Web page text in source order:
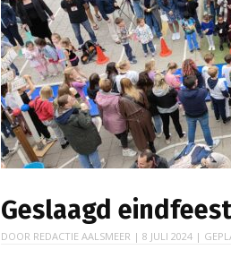
Geslaagd
DOOR REDACTIE AALSMEER |8 JULI 2024 |